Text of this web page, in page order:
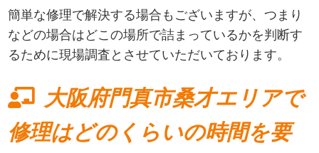
簡単な修理で解決する場合もございますが、つまり
などの場合はどこの場所で詰まっているかを判断す
るために現場調査とさせていただいております。
大阪府門真市桑才エリアで
修理はどのくらいの時間を要